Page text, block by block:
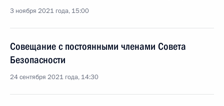
3 ноября 2021 года, 15:00
Совещание с постоянными членами Совета
Безопасности
24 сентября 2021 года, 14:30